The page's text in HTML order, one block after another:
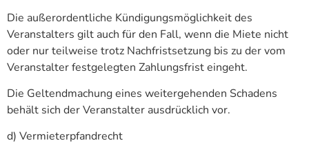
Die außerordentliche Kündigungsmöglichkeit des
Veranstalters gilt auch für den Fall, wenn die Miete nicht
oder nur teilweise trotz Nachfristsetzung bis zu der vom
Veranstalter festgelegten Zahlungsfrist eingeht.
Die Geltendmachung eines weitergehenden Schadens
behält sich der Veranstalter ausdrücklich vor.
d) Vermieterpfandrecht